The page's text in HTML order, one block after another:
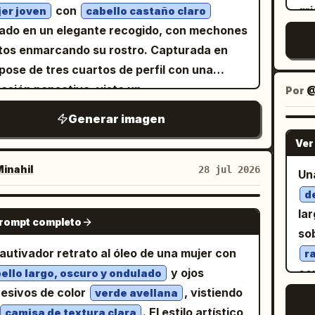
hyper-detailed oil painting, impasto,
knife, textured canvas, expressive
fine art realism, museum
earthy color grading, handcrafted
classical realism, ultra-detailed, high
range, 8K quality, dramatic tactile
timeless artistic elegance.
en un sendero rocoso a la orilla de un
un río azul que atraviesa
el plano medio, rocas
arbustos y árboles verdes a ambos
un cielo azul brillante y exactamente 1
blanca grande en la parte superior
Añade exactamente 1 burbuja de
blanca en la parte superior
conectada por 2 pequeños puntos, que
el texto en japonés
en letras
Estilo: haz que toda la imagen
una ilustración infantil audaz pintada
tipo impasto, pinceladas visibles, colores
contornos negros gruesos,
lúdicas y una composición de
joven con cabello castaño claro
en un elegante recogido, con mechones
enmarcando su rostro. Capturada en
de tres cuartos de perfil con una
pensativa, viste un
colgantes ornamentados. La escena
iluminación de claroscuro, con una fuente
suave que ilumina el lado derecho de su
nariz y labios, mientras proyecta el resto
rasgos y el fondo oscuro texturizado en
profunda y melancólica. El estilo de
digital enfatiza pinceladas visibles y una
clásica y rica que recuerda a los
del Renacimiento.
Generar imagen
28 jul 2026
NANO BANANA PRO
completo
retrato al óleo de una mujer con
largo, oscuro y ondulado
y ojos
de color
verde avellana
, vistiendo
camisa de textura clara
. El estilo artístico
la
el
Por